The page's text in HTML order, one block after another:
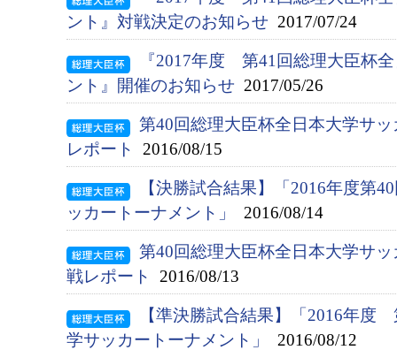
ント』対戦決定のお知らせ 2017/07/24
『2017年度 第41回総理大臣杯
ント』開催のお知らせ 2017/05/26
第40回総理大臣杯全日本大学サ
レポート
2016/08/15
【決勝試合結果】「2016年度第
ッカートーナメント」
2016/08/14
第40回総理大臣杯全日本大学サ
戦レポート
2016/08/13
【準決勝試合結果】「2016年度
学サッカートーナメント」
2016/08/12